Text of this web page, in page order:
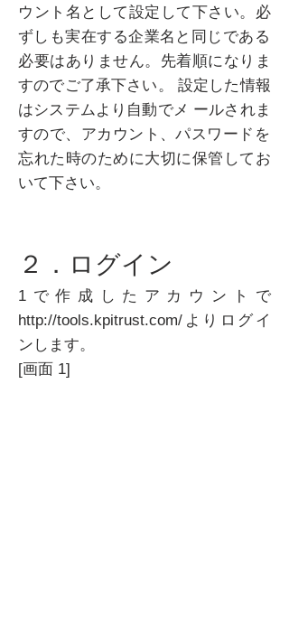
ウント名として設定して下さい。必
ずしも実在する企業名と同じである
必要はありません。先着順になりま
すのでご了承下さい。 設定した情報
はシステムより自動でメ ールされま
すので、アカウント、パスワードを
忘れた時のために大切に保管してお
いて下さい。
２．ログイン
1で作成したアカウントで
http://tools.kpitrust.com/ よりログイ
ンします。
[画面 1]